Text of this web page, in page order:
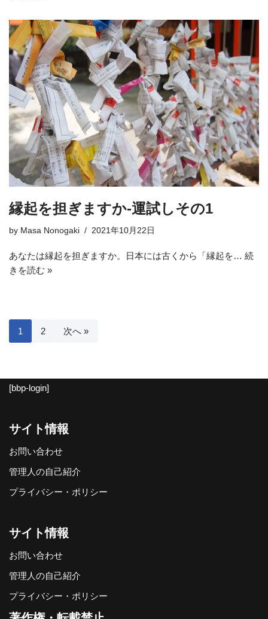
縁起を担ぎますか-運試しその1
by Masa Nonogaki 2021年10月22日
あなたは縁起を担ぎますか。日本には古くから「縁起を… 続
きを読む »
1 2 次へ »
[bbp-login]
サイト情報
お問い合わせ
管理人の自己紹介
プライバシー・ポリシー
サイト情報
お問い合わせ
管理人の自己紹介
プライバシー・ポリシー